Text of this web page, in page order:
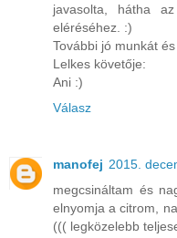
javasolta, hátha
eléréséhez. :)
További jó munkát
Lelkes követője:
Ani :)
Válasz
manofej 2015.
megcsináltam és
elnyomja a citrom,
((( legközelebb